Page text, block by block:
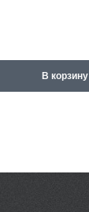
В корзину